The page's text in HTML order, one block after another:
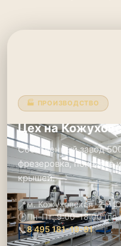
🏭 ПРОИЗВОДСТВО
Цех на
Собственный завод
фрезеровка, покраска
крышей.
📍м. Кожуховская, 2-й
🕑Пн–Пт: 9:00–18:00 (по
📞8 495 181-19-91